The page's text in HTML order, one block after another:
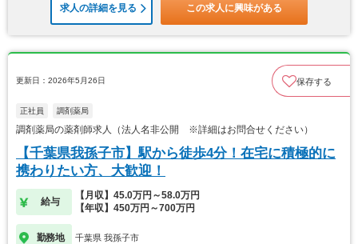
求人の詳細を見る この求人に興味がある
更新日：2026年5月26日 保存する
正社員 調剤薬局
調剤薬局の薬剤師求人（法人名非公開 ※詳細はお問合せください）
【千葉県我孫子市】駅から徒歩4分！在宅に積極的に
携わりたい方、大歓迎！
給与
【月収】45.0万円～58.0万円
【年収】450万円～700万円
勤務地 千葉県 我孫子市